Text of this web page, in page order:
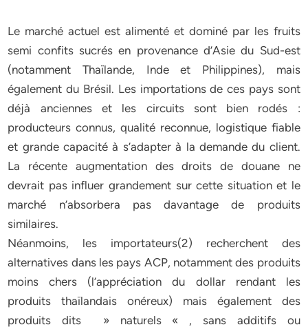
Le marché actuel est alimenté et dominé par les fruits
semi confits sucrés en provenance d’Asie du Sud-est
(notamment Thaïlande, Inde et Philippines), mais
également du Brésil. Les importations de ces pays sont
déjà anciennes et les circuits sont bien rodés :
producteurs connus, qualité reconnue, logistique fiable
et grande capacité à s’adapter à la demande du client.
La récente augmentation des droits de douane ne
devrait pas influer grandement sur cette situation et le
marché n’absorbera pas davantage de produits
similaires.
Néanmoins, les importateurs(2) recherchent des
alternatives dans les pays ACP, notamment des produits
moins chers (l’appréciation du dollar rendant les
produits thaïlandais onéreux) mais également des
produits dits » naturels « , sans additifs ou